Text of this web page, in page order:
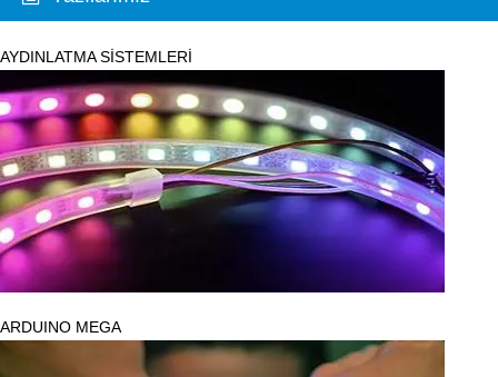
AYDINLATMA SİSTEMLERİ
ARDUINO MEGA